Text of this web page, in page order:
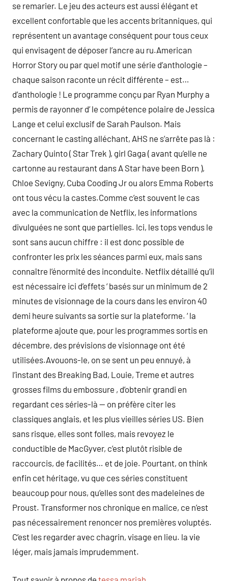
se remarier. Le jeu des acteurs est aussi élégant et
excellent confortable que les accents britanniques, qui
représentent un avantage conséquent pour tous ceux
qui envisagent de déposer l’ancre au ru.American
Horror Story ou par quel motif une série d’anthologie –
chaque saison raconte un récit différente – est…
d’anthologie ! Le programme conçu par Ryan Murphy a
permis de rayonner d’ le compétence polaire de Jessica
Lange et celui exclusif de Sarah Paulson. Mais
concernant le casting alléchant, AHS ne s’arrête pas là :
Zachary Quinto ( Star Trek ), girl Gaga ( avant qu’elle ne
cartonne au restaurant dans A Star have been Born ),
Chloe Sevigny, Cuba Cooding Jr ou alors Emma Roberts
ont tous vécu la castes.Comme c’est souvent le cas
avec la communication de Netflix, les informations
divulguées ne sont que partielles. Ici, les tops vendus le
sont sans aucun chiffre : il est donc possible de
confronter les prix les séances parmi eux, mais sans
connaître l’énormité des inconduite. Netflix détaillé qu’il
est nécessaire ici d’effets ‘ basés sur un minimum de 2
minutes de visionnage de la cours dans les environ 40
demi heure suivants sa sortie sur la plateforme. ‘ la
plateforme ajoute que, pour les programmes sortis en
décembre, des prévisions de visionnage ont été
utilisées.Avouons-le, on se sent un peu ennuyé, à
l’instant des Breaking Bad, Louie, Treme et autres
grosses films du embossure , d’obtenir grandi en
regardant ces séries-là — on préfère citer les
classiques anglais, et les plus vieilles séries US. Bien
sans risque, elles sont folles, mais revoyez le
conductible de MacGyver, c’est plutôt risible de
raccourcis, de facilités… et de joie. Pourtant, on think
enfin cet héritage, vu que ces séries constituent
beaucoup pour nous, qu’elles sont des madeleines de
Proust. Transformer nos chronique en malice, ce n’est
pas nécessairement renoncer nos premières voluptés.
C’est les regarder avec chagrin, visage en lieu. la vie
léger, mais jamais imprudemment.